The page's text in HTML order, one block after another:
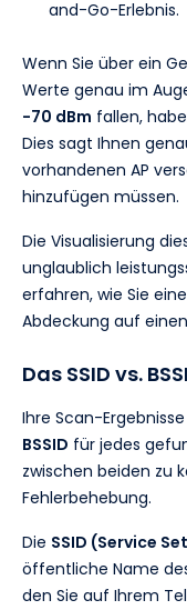
and-Go-Erlebnis.
Wenn Sie über ein
Werte genau im
-70 dBm fallen,
Dies sagt Ihnen
vorhandenen AP
hinzufügen müssen.
Die Visualisierung
unglaublich
erfahren, wie Sie eine
Abdeckung auf
Das SSID vs.
Ihre Scan-
BSSID für jedes
zwischen beiden zu
Fehlerbehebung.
Die SSID (Service
öffentliche Name
den Sie auf Ihrem